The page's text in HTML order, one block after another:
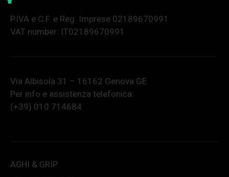
P.IVA e C.F. e Reg. Imprese 02189670991
VAT number: IT02189670991
Via Albisola 31 – 16162 Genova GE
Per info e assistenza telefonica:
(+39) 010 714684
AGHI & GRIP